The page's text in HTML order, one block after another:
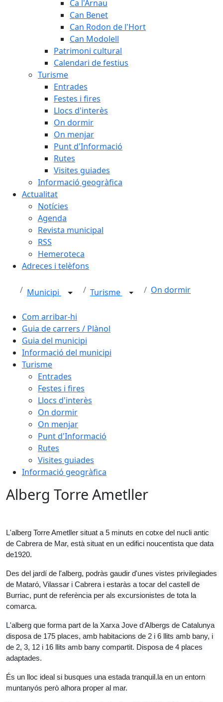
Ca l'Arnau
Can Benet
Can Rodon de l'Hort
Can Modolell
Patrimoni cultural
Calendari de festius
Turisme
Entrades
Festes i fires
Llocs d'interès
On dormir
On menjar
Punt d'Informació
Rutes
Visites guiades
Informació geogràfica
Actualitat
Notícies
Agenda
Revista municipal
RSS
Hemeroteca
Adreces i telèfons
Municipi Turisme On dormir
Com arribar-hi
Guia de carrers / Plànol
Guia del municipi
Informació del municipi
Turisme
Entrades
Festes i fires
Llocs d'interès
On dormir
On menjar
Punt d'Informació
Rutes
Visites guiades
Informació geogràfica
Alberg Torre Ametller
L'alberg Torre Ametller situat a 5 minuts en cotxe del nucli antic
de Cabrera de Mar, està situat en un edifici noucentista que data
de1920.
Des del jardí de l'alberg, podràs gaudir d'unes vistes privilegiades
de Mataró, Vilassar i Cabrera i estaràs a tocar del castell de
Burriac, punt de referència per als excursionistes de tota la
comarca.
L'alberg que forma part de la Xarxa Jove d'Albergs de Catalunya
disposa de 175 places, amb habitacions de 2 i 6 llits amb bany, i
de 2, 3, 12 i 16 llits amb bany compartit. Disposa de 4 places
adaptades.
És un lloc ideal si busques una estada tranquil.la en un entorn
muntanyós però alhora proper al mar.